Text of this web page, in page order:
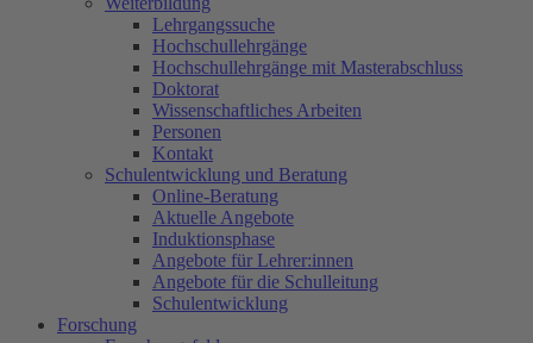
Lehrgangssuche
Hochschullehrgänge
Hochschullehrgänge mit Masterabschluss
Doktorat
Wissenschaftliches Arbeiten
Personen
Kontakt
Schulentwicklung und Beratung
Online-Beratung
Aktuelle Angebote
Induktionsphase
Angebote für Lehrer:innen
Angebote für die Schulleitung
Schulentwicklung
Forschung